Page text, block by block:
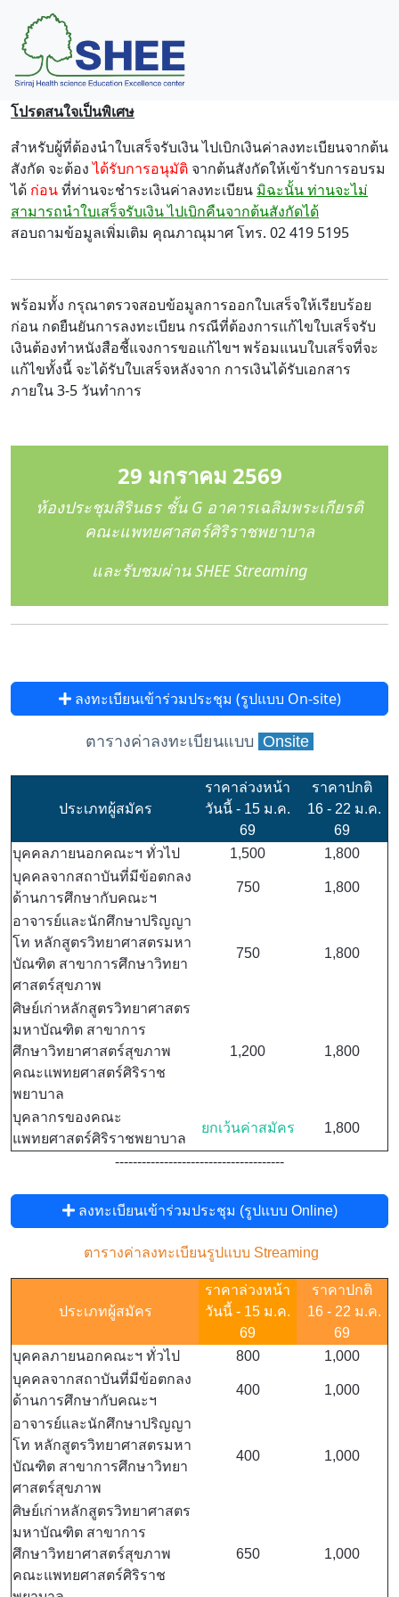
โปรดสนใจเป็นพิเศษ
สำหรับผู้ที่ต้องนำใบเสร็จรับเงิน ไปเบิกเงินค่าลงทะเบียนจากต้น
สังกัด จะต้องได้รับการอนุมัติ จากต้นสังกัดให้เข้ารับการอบรม
ได้ ก่อนที่ท่านจะชำระเงินค่าลงทะเบียน มิฉะนั้น ท่านจะไม่
สามารถนำใบเสร็จรับเงิน ไปเบิกคืนจากต้นสังกัดได้
สอบถามข้อมูลเพิ่มเติม คุณภาณุมาศ โทร. 02 419 5195
พร้อมทั้ง กรุณาตรวจสอบข้อมูลการออกใบเสร็จให้เรียบร้อย
ก่อน กดยืนยันการลงทะเบียน กรณีที่ต้องการแก้ไขใบเสร็จรับ
เงินต้องทำหนังสือชี้แจงการขอแก้ไขฯ พร้อมแนบใบเสร็จที่จะ
แก้ไขทั้งนี้ จะได้รับใบเสร็จหลังจาก การเงินได้รับเอกสาร
ภายใน 3-5 วันทำการ
29 มกราคม 2569
ห้องประชุมสิรินธร ชั้น G อาคารเฉลิมพระเกียรติ
คณะแพทยศาสตร์ศิริราชพยาบาล
และรับชมผ่าน SHEE Streaming
ลงทะเบียนเข้าร่วมประชุม (รูปแบบ On-site)
ตารางค่าลงทะเบียนแบบ Onsite
ประเภทผู้สมัคร
ราคาล่วงหน้า
วันนี้ - 15 ม.ค.
69
ราคาปกติ
16 - 22 ม.ค.
69
บุคคลภายนอกคณะฯ ทั่วไป
1,500
1,800
บุคคลจากสถาบันที่มีข้อตกลง
ด้านการศึกษากับคณะฯ
750 1,800
อาจารย์และนักศึกษาปริญญา
โท หลักสูตรวิทยาศาสตรมหา
บัณฑิต สาขาการศึกษาวิทยา
ศาสตร์สุขภาพ
750 1,800
ศิษย์เก่าหลักสูตรวิทยาศาสตร
มหาบัณฑิต สาขาการ
ศึกษาวิทยาศาสตร์สุขภาพ
คณะแพทยศาสตร์ศิริราช
พยาบาล
1,200 1,800
บุคลากรของคณะ
แพทยศาสตร์ศิริราชพยาบาล
ยกเว้นค่าสมัคร 1,800
--------------------------------------
ลงทะเบียนเข้าร่วมประชุม (รูปแบบ Online)
ตารางค่าลงทะเบียนรูปแบบ Streaming
ประเภทผู้สมัคร
ราคาล่วงหน้า
วันนี้ - 15 ม.ค.
69
ราคาปกติ
16 - 22 ม.ค.
69
บุคคลภายนอกคณะฯ ทั่วไป
800
1,000
บุคคลจากสถาบันที่มีข้อตกลง
ด้านการศึกษากับคณะฯ
400 1,000
อาจารย์และนักศึกษาปริญญา
โท หลักสูตรวิทยาศาสตรมหา
บัณฑิต สาขาการศึกษาวิทยา
ศาสตร์สุขภาพ
400 1,000
ศิษย์เก่าหลักสูตรวิทยาศาสตร
มหาบัณฑิต สาขาการ
ศึกษาวิทยาศาสตร์สุขภาพ
คณะแพทยศาสตร์ศิริราช
650 1,000